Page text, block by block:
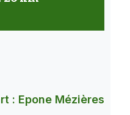
: Epone Mézières